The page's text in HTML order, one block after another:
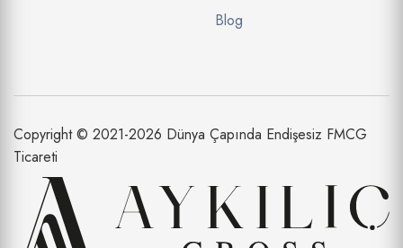
Blog
Copyright © 2021-2026 Dünya Çapında Endişesiz FMCG
Ticareti